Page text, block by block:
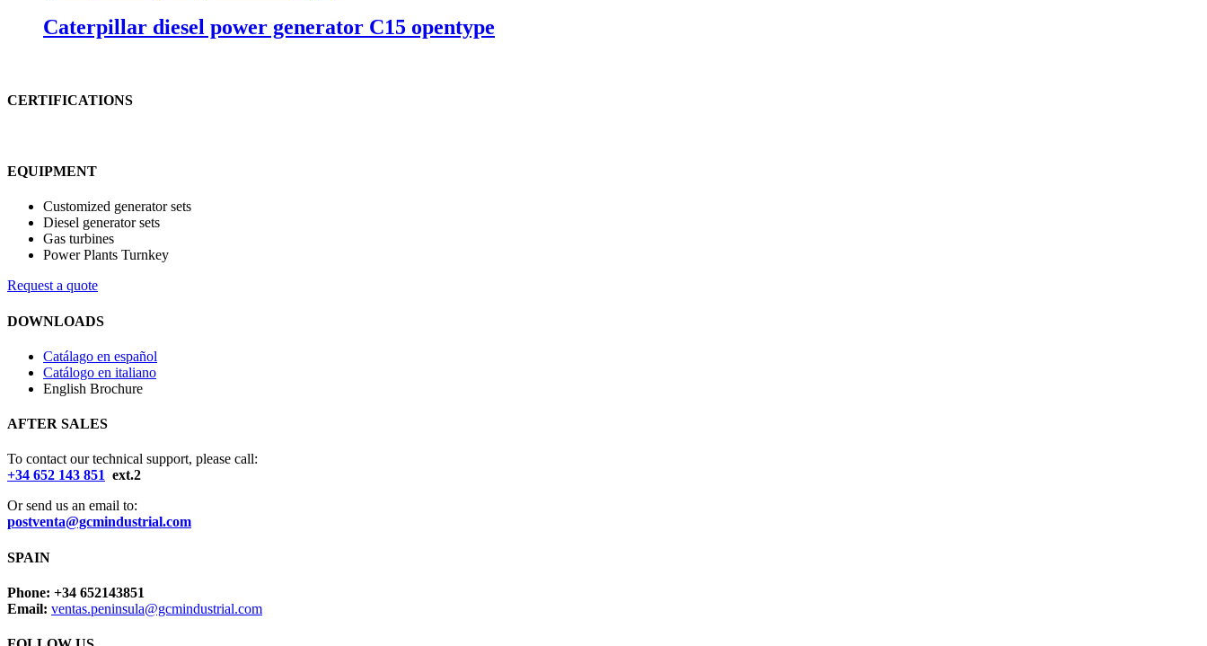
Caterpillar diesel power generator C15 opentype
CERTIFICATIONS
EQUIPMENT
Customized generator sets
Diesel generator sets
Gas turbines
Power Plants Turnkey
Request a quote
DOWNLOADS
Catálago en español
Catálogo en italiano
English Brochure
AFTER SALES
To contact our technical support, please call:
+34 652 143 851 ext.2
Or send us an email to:
postventa@gcmindustrial.com
SPAIN
Phone: +34 652143851
Email: ventas.peninsula@gcmindustrial.com